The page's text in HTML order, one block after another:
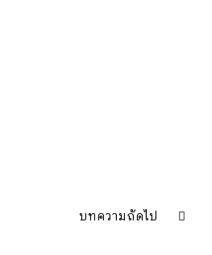
บทความถัดไป